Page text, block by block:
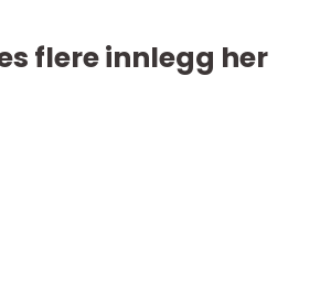
flere innlegg her